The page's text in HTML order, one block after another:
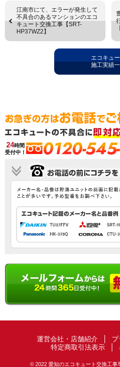
江南市にて、エラーが発生して
不具合のあるマンションのエコ
キュート交換工事【SRT-
HP37WZ2】
エコキュー
施工実績
24時間
受付中！
0120-
運営会社・店舗紹介
特定商取引法表示
© 2022 愛知のエコキュート交換工事